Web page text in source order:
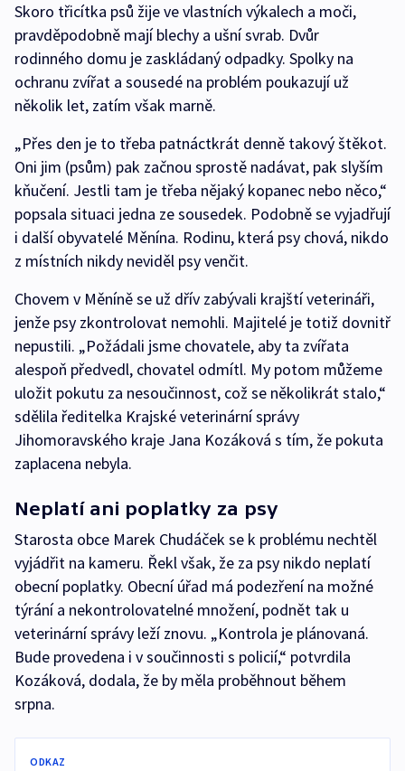
Skoro třicítka psů žije ve vlastních výkalech a moči,
pravděpodobně mají blechy a ušní svrab. Dvůr
rodinného domu je zaskládaný odpadky. Spolky na
ochranu zvířat a sousedé na problém poukazují už
několik let, zatím však marně.
„Přes den je to třeba patnáctkrát denně takový štěkot.
Oni jim (psům) pak začnou sprostě nadávat, pak slyším
kňučení. Jestli tam je třeba nějaký kopanec nebo něco,“
popsala situaci jedna ze sousedek. Podobně se vyjadřují
i další obyvatelé Měnína. Rodinu, která psy chová, nikdo
z místních nikdy neviděl psy venčit.
Chovem v Měníně se už dřív zabývali krajští veterináři,
jenže psy zkontrolovat nemohli. Majitelé je totiž dovnitř
nepustili. „Požádali jsme chovatele, aby ta zvířata
alespoň předvedl, chovatel odmítl. My potom můžeme
uložit pokutu za nesoučinnost, což se několikrát stalo,“
sdělila ředitelka Krajské veterinární správy
Jihomoravského kraje Jana Kozáková s tím, že pokuta
zaplacena nebyla.
Neplatí ani poplatky za psy
Starosta obce Marek Chudáček se k problému nechtěl
vyjádřit na kameru. Řekl však, že za psy nikdo neplatí
obecní poplatky. Obecní úřad má podezření na možné
týrání a nekontrolovatelné množení, podnět tak u
veterinární správy leží znovu. „Kontrola je plánovaná.
Bude provedena i v součinnosti s policií,“ potvrdila
Kozáková, dodala, že by měla proběhnout během
srpna.
ODKAZ